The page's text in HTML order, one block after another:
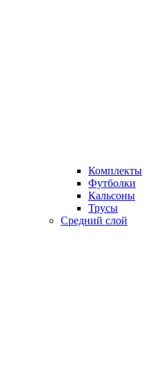
Комплекты
Футболки
Кальсоны
Трусы
Средний слой